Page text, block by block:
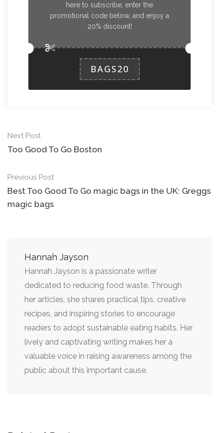
here to subscribe, enter the
promotional code below, and enjoy a
20% discount!
BAGS20
Next Post
Too Good To Go Boston
Previous Post
Best Too Good To Go magic bags in the UK: Greggs
magic bags
Hannah Jayson
Hannah Jayson is a passionate writer
dedicated to reducing food waste. Through
her articles, she shares practical tips, creative
recipes, and inspiring stories to encourage
readers to adopt sustainable eating habits. Her
lively and captivating writing makes her a
valuable voice in raising awareness among the
public about this important cause.